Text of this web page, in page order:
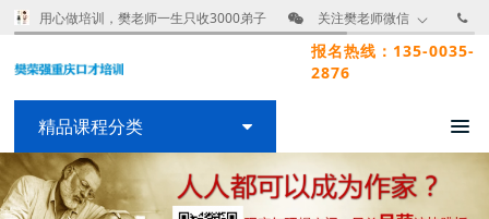
用心做培训，樊老师一生只收3000弟子 关注樊老师微信
报名热线：135-0035-
2876
精品课程分类